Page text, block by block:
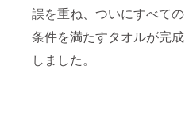
誤を重ね、ついにすべての
条件を満たすタオルが完成
しました。